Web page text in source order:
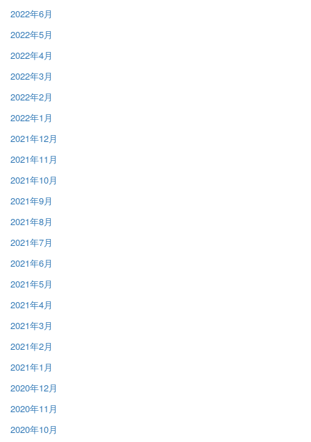
2022年6月
2022年5月
2022年4月
2022年3月
2022年2月
2022年1月
2021年12月
2021年11月
2021年10月
2021年9月
2021年8月
2021年7月
2021年6月
2021年5月
2021年4月
2021年3月
2021年2月
2021年1月
2020年12月
2020年11月
2020年10月